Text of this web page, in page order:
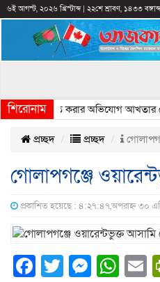
৬ই আগস্ট, ২০২৬ খ্রিস্টাব্দ| ২২শে শ্রাবণ, ১৪৩৩ বঙ্গাব্দ
শিরোনাম
ইতিহাস বিকৃত করার অভিযোগ আখতার
প্রচ্ছদ প্রচ্ছদ
গোলাপগঞ্জে
প্রকাশিত হয়েছে : ৪:২৭:৪৭,অপরাহ্ন ৩০
Facebook
Twitter